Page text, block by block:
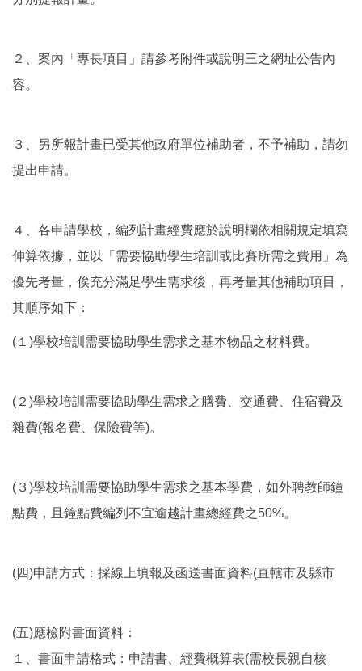
２、案內「專長項目」請參考附件或說明三之網址公告內
容。
３、另所報計畫已受其他政府單位補助者，不予補助，請勿
提出申請。
４、各申請學校，編列計畫經費應於說明欄依相關規定填寫
伸算依據，並以「需要協助學生培訓或比賽所需之費用」為
優先考量，俟充分滿足學生需求後，再考量其他補助項目，
其順序如下：
(１)學校培訓需要協助學生需求之基本物品之材料費。
(２)學校培訓需要協助學生需求之膳費、交通費、住宿費及
雜費(報名費、保險費等)。
(３)學校培訓需要協助學生需求之基本學費，如外聘教師鐘
點費，且鐘點費編列不宜逾越計畫總經費之50%。
(四)申請方式：採線上填報及函送書面資料(直轄市及縣市
(五)應檢附書面資料：
１、書面申請格式：申請書、經費概算表(需校長親自核